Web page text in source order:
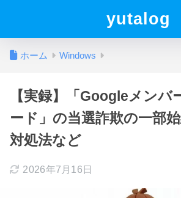
yutalog
ホーム Windows
【実録】「Googleメンバ
ード」の当選詐欺の一部
対処法など
2026年7月16日